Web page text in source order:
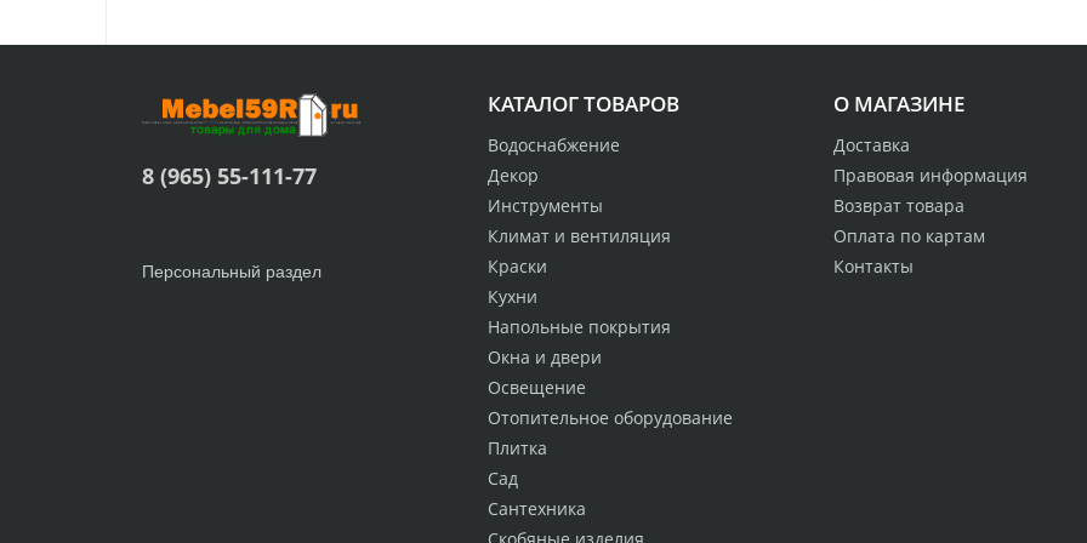
О МАГАЗИНЕ
Доставка
Правовая информация
Возврат товара
Оплата по картам
Контакты
КАТАЛОГ ТОВАРОВ
Водоснабжение
Декор
Инструменты
Климат и вентиляция
Краски
Кухни
Напольные покрытия
Окна и двери
Освещение
Отопительное оборудование
Плитка
Сад
Сантехника
8 (965) 55-111-77
Персональный раздел